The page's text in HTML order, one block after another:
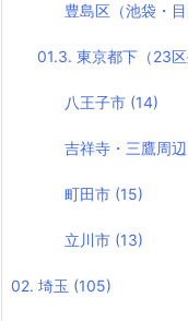
豊島区（池袋・
01.3. 東京都下（23区
八王子市 (14)
吉祥寺・三鷹周辺
町田市 (15)
立川市 (13)
02. 埼玉 (105)